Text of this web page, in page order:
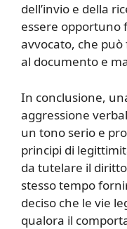
dell’invio e della
essere opportuno
avvocato, che
al documento e
In conclusione,
aggressione
un tono serio e
principi di
da tutelare il
stesso tempo
deciso che le vie
qualora il